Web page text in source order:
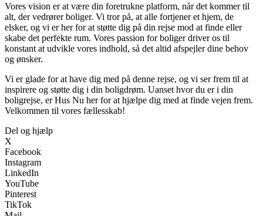
Vores vision er at være din foretrukne platform, når det kommer til
alt, der vedrører boliger. Vi tror på, at alle fortjener et hjem, de
elsker, og vi er her for at støtte dig på din rejse mod at finde eller
skabe det perfekte rum. Vores passion for boliger driver os til
konstant at udvikle vores indhold, så det altid afspejler dine behov
og ønsker.
Vi er glade for at have dig med på denne rejse, og vi ser frem til at
inspirere og støtte dig i din boligdrøm. Uanset hvor du er i din
boligrejse, er Hus Nu her for at hjælpe dig med at finde vejen frem.
Velkommen til vores fællesskab!
Del og hjælp
X
Facebook
Instagram
LinkedIn
YouTube
Pinterest
TikTok